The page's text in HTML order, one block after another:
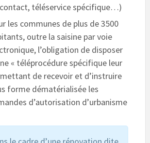
téléservice spécifique…)
les communes de plus de 3500
outre la saisine par voie
l’obligation de disposer
« téléprocédure spécifique leur
de recevoir et d’instruire
forme dématérialisée les
d’autorisation d’urbanisme